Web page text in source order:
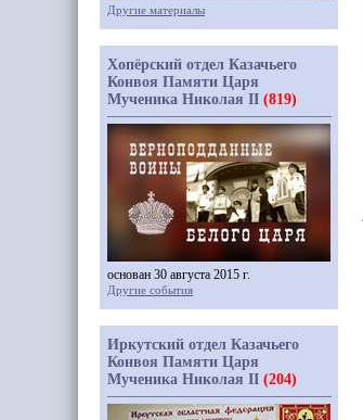
Другие материалы
Хопёрский отдел Казачьего
Конвоя Памяти Царя
Мученика Николая II (819)
основан 30 августа 2015 г.
Другие события
Иркутский отдел Казачьего
Конвоя Памяти Царя
Мученика Николая II (204)